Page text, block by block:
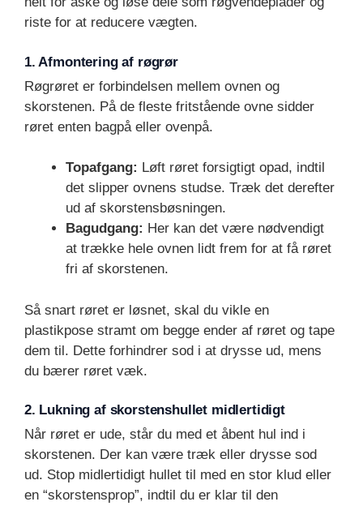
riste for at reducere vægten.
1. Afmontering af røgrør
Røgrøret er forbindelsen mellem ovnen og
skorstenen. På de fleste fritstående ovne sidder
røret enten bagpå eller ovenpå.
Topafgang: Løft røret forsigtigt opad, indtil
det slipper ovnens studse. Træk det derefter
ud af skorstensbøsningen.
Bagudgang: Her kan det være nødvendigt
at trække hele ovnen lidt frem for at få røret
fri af skorstenen.
Så snart røret er løsnet, skal du vikle en
plastikpose stramt om begge ender af røret og tape
dem til. Dette forhindrer sod i at drysse ud, mens
du bærer røret væk.
2. Lukning af skorstenshullet midlertidigt
Når røret er ude, står du med et åbent hul ind i
skorstenen. Der kan være træk eller drysse sod
ud. Stop midlertidigt hullet til med en stor klud eller
en “skorstensprop”, indtil du er klar til den